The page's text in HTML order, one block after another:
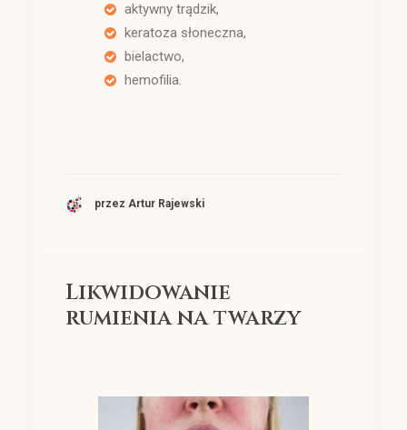
aktywny trądzik,
keratoza słoneczna,
bielactwo,
hemofilia.
przez Artur Rajewski
Likwidowanie
rumienia na twarzy